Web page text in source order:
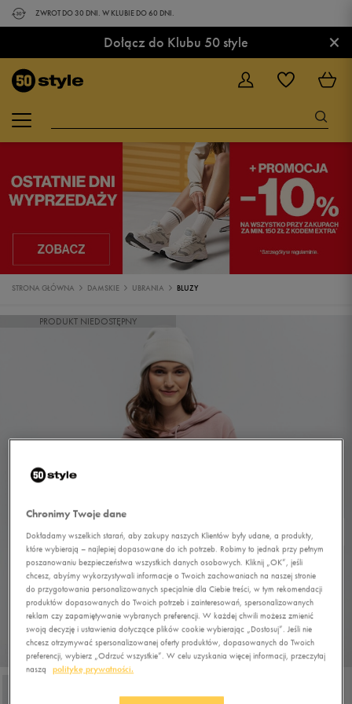
ZWROT DO 30 DNI. W KLUBIE DO 60 DNI.
Dołącz do Klubu 50 style ×
STRONA GŁÓWNA DAMSKIE UBRANIA BLUZY
PRODUKT NIEDOSTĘPNY
1/4
Chronimy Twoje dane
Dokładamy wszelkich starań, aby zakupy naszych Klientów były udane, a produkty,
które wybierają – najlepiej dopasowane do ich potrzeb. Robimy to jednak przy pełnym
poszanowaniu bezpieczeństwa wszystkich danych osobowych. Kliknij „OK”, jeśli
chcesz, abyśmy wykorzystywali informacje o Twoich zachowaniach na naszej stronie
do przygotowania personalizowanych specjalnie dla Ciebie treści, w tym rekomendacji
produktów dopasowanych do Twoich potrzeb i zainteresowań, spersonalizowanych
reklam czy zapamiętywanie wybranych preferencji. W każdej chwili możesz zmienić
swoją decyzję i ustawienia dotyczące plików cookie wybierając „Dostosuj”. Jeśli nie
chcesz otrzymywać spersonalizowanej oferty produktów, dopasowanych do Twoich
preferencji, wybierz „Odrzuć wszystkie”. W celu uzyskania więcej informacji, przeczytaj
naszą
politykę prywatności.